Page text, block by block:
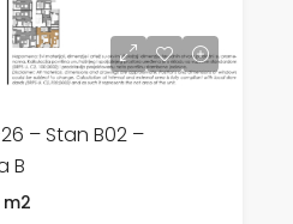
– Stan B02 –
B
m2